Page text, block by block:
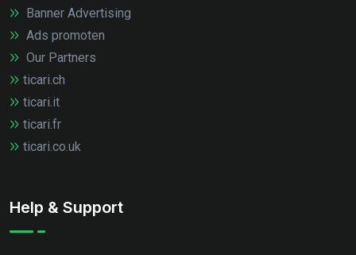
Banner Advertising
Ads promoten
Our Partners
ticari.ch
ticari.it
ticari.fr
ticari.co.uk
Help & Support